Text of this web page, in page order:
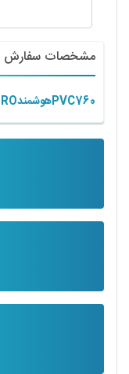
مشخصات سفارش
PVC760هوشمندRO دو رو 8.5*5.5 50 تایی 2 روزه